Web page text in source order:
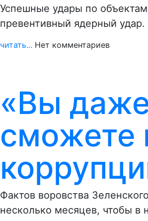
Успешные удары по
превентивный ядерный
читать... Нет комментариев
«Вы
сможете
Фактов воровства
несколько месяцев, чтобы в